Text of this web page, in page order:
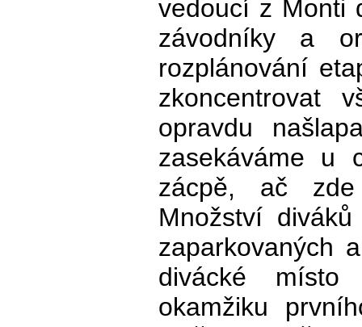
vedoucí z Monti
závodníky a
rozplánování
zkoncentrovat
opravdu
zasekáváme
zácpě, ač zde
Množství
zaparkovaných
divácké
okamžiku